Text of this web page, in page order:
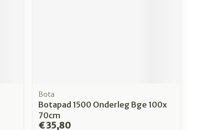
Bota
Botapad 1500 Onderleg Bge 100x
70cm
€ 35,80